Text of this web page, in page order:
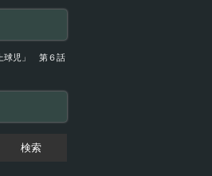
球児」 第６話